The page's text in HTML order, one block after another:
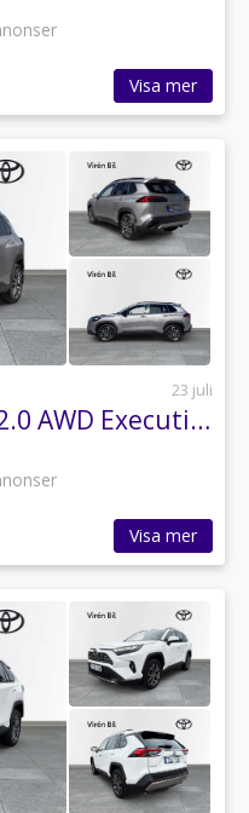
Visa mer
23 juli
Toyota Corolla Cross 2.0 AWD Executive Panorama Skinn (V-...
Visa mer